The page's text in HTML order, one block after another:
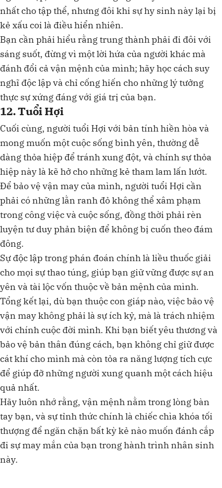
nhất cho tập thể, nhưng đôi khi sự hy sinh này lại bị
kẻ xấu coi là điều hiển nhiên.
Bạn cần phải hiểu rằng trung thành phải đi đôi với
sáng suốt, đừng vì một lời hứa của người khác mà
đánh đổi cả vận mệnh của mình; hãy học cách suy
nghĩ độc lập và chỉ cống hiến cho những lý tưởng
thực sự xứng đáng với giá trị của bạn.
12. Tuổi Hợi
Cuối cùng, người tuổi Hợi với bản tính hiền hòa và
mong muốn một cuộc sống bình yên, thường dễ
dàng thỏa hiệp để tránh xung đột, và chính sự thỏa
hiệp này là kẽ hở cho những kẻ tham lam lấn lướt.
Để bảo vệ vận may của mình, người tuổi Hợi cần
phải có những lằn ranh đỏ không thể xâm phạm
trong công việc và cuộc sống, đồng thời phải rèn
luyện tư duy phản biện để không bị cuốn theo đám
đông.
Sự độc lập trong phán đoán chính là liều thuốc giải
cho mọi sự thao túng, giúp bạn giữ vững được sự an
yên và tài lộc vốn thuộc về bản mệnh của mình.
Tổng kết lại, dù bạn thuộc con giáp nào, việc bảo vệ
vận may không phải là sự ích kỷ, mà là trách nhiệm
với chính cuộc đời mình. Khi bạn biết yêu thương và
bảo vệ bản thân đúng cách, bạn không chỉ giữ được
cát khí cho mình mà còn tỏa ra năng lượng tích cực
để giúp đỡ những người xung quanh một cách hiệu
quả nhất.
Hãy luôn nhớ rằng, vận mệnh nằm trong lòng bàn
tay bạn, và sự tỉnh thức chính là chiếc chìa khóa tối
thượng để ngăn chặn bất kỳ kẻ nào muốn đánh cắp
đi sự may mắn của bạn trong hành trình nhân sinh
này.